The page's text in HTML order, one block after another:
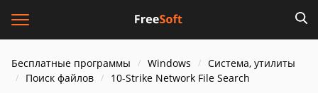
Бесплатные программы Windows
Система, утилиты
Поиск файлов
10-Strike Network File Search